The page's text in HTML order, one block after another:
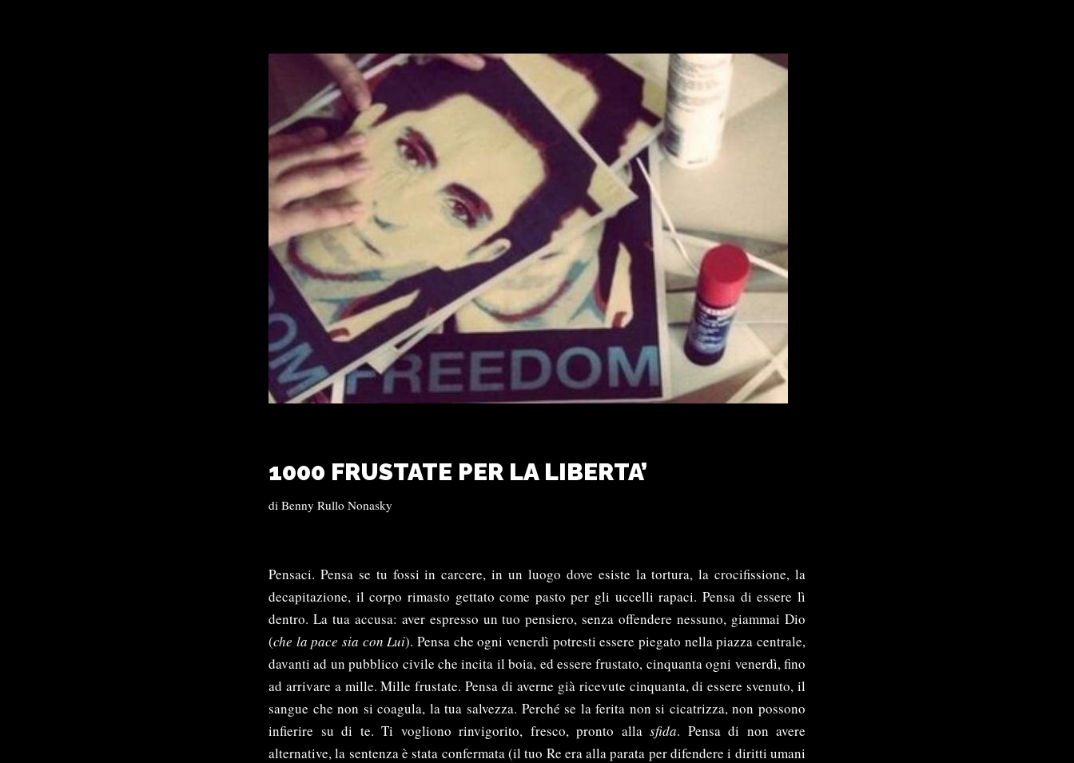
1000 FRUSTATE PER LA LIBERTA’
di Benny Rullo Nonasky
Pensaci. Pensa se tu fossi in carcere, in un luogo dove esiste la tortura, la crocifissione, la
decapitazione, il corpo rimasto gettato come pasto per gli uccelli rapaci. Pensa di essere lì
dentro. La tua accusa: aver espresso un tuo pensiero, senza offendere nessuno, giammai Dio
(che la pace sia con Lui). Pensa che ogni venerdì potresti essere piegato nella piazza centrale,
davanti ad un pubblico civile che incita il boia, ed essere frustato, cinquanta ogni venerdì, fino
ad arrivare a mille. Mille frustate. Pensa di averne già ricevute cinquanta, di essere svenuto, il
sangue che non si coagula, la tua salvezza. Perché se la ferita non si cicatrizza, non possono
infierire su di te. Ti vogliono rinvigorito, fresco, pronto alla sfida. Pensa di non avere
alternative, la sentenza è stata confermata (il tuo Re era alla parata per difendere i diritti umani